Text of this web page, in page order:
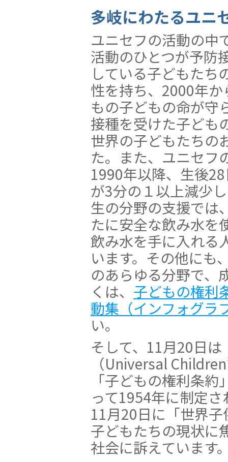
多岐にわたるユニ
ユニセフの活動の中
活動のひとつが予防
している子どもたち
性を持ち、2000年
もの子どもの命が守
接種を受けた子ども
世界の子どもたちの
た。また、ユニセフ
1990年以降、生後
が3分の１以上減少
生の分野の支援では
たに安全な飲み水を
飲み水を手に入れる
います。その他にも
のあらゆる分野で、
くは、 子どもの権利
動集（インフォグラ
い。
そして、11月20日
（Universal
「子どもの権利条
って1954年に制定
11月20日に「世界
子どもたちの現状に
社会に訴えています